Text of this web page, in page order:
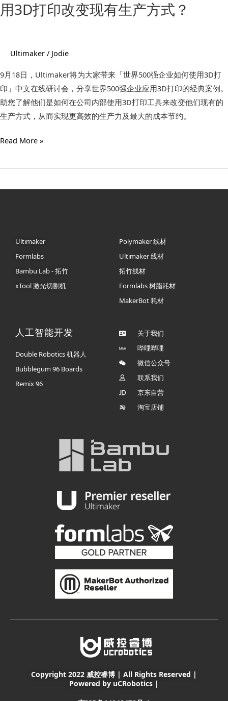
用3D打印改变现有生产方式？
Ultimaker / Jodie
9月18日，Ultimaker将为大家带来「世界500强企业如何使用3D打
印」中文在线研讨会，分享世界500强企业应用3D打印的经典案例。
助您了解他们是如何在公司内部使用3D打印工具来改变他们现有的
生产方式，从而实现更高效的生产力及最大的成本节约。
何
应
印
改
变
现
生
方
Read More »
Ultimaker
Formlabs
Bambu Lab - 拓竹
xTool 激光切割机
Polymaker 线材
Ultimaker 线材
拓竹线材
Formlabs 树脂耗材
MakerBot 耗材
人工智能开发
Double Robotics 机器人
Bubblegum 96 Boards
Remix 96
关于我们
哔哩哔哩
微信公众号
联系我们
京东自营
淘宝店铺
Copyright 2022 威控睿博 | All Rights Reserved |
Powered by uCRobotics |